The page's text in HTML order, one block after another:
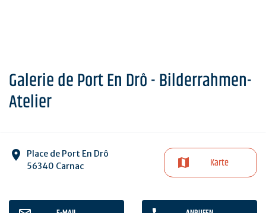
Galerie de Port En Drô - Bilderrahmen-
Atelier
Place de Port En Drô
56340 Carnac
Karte